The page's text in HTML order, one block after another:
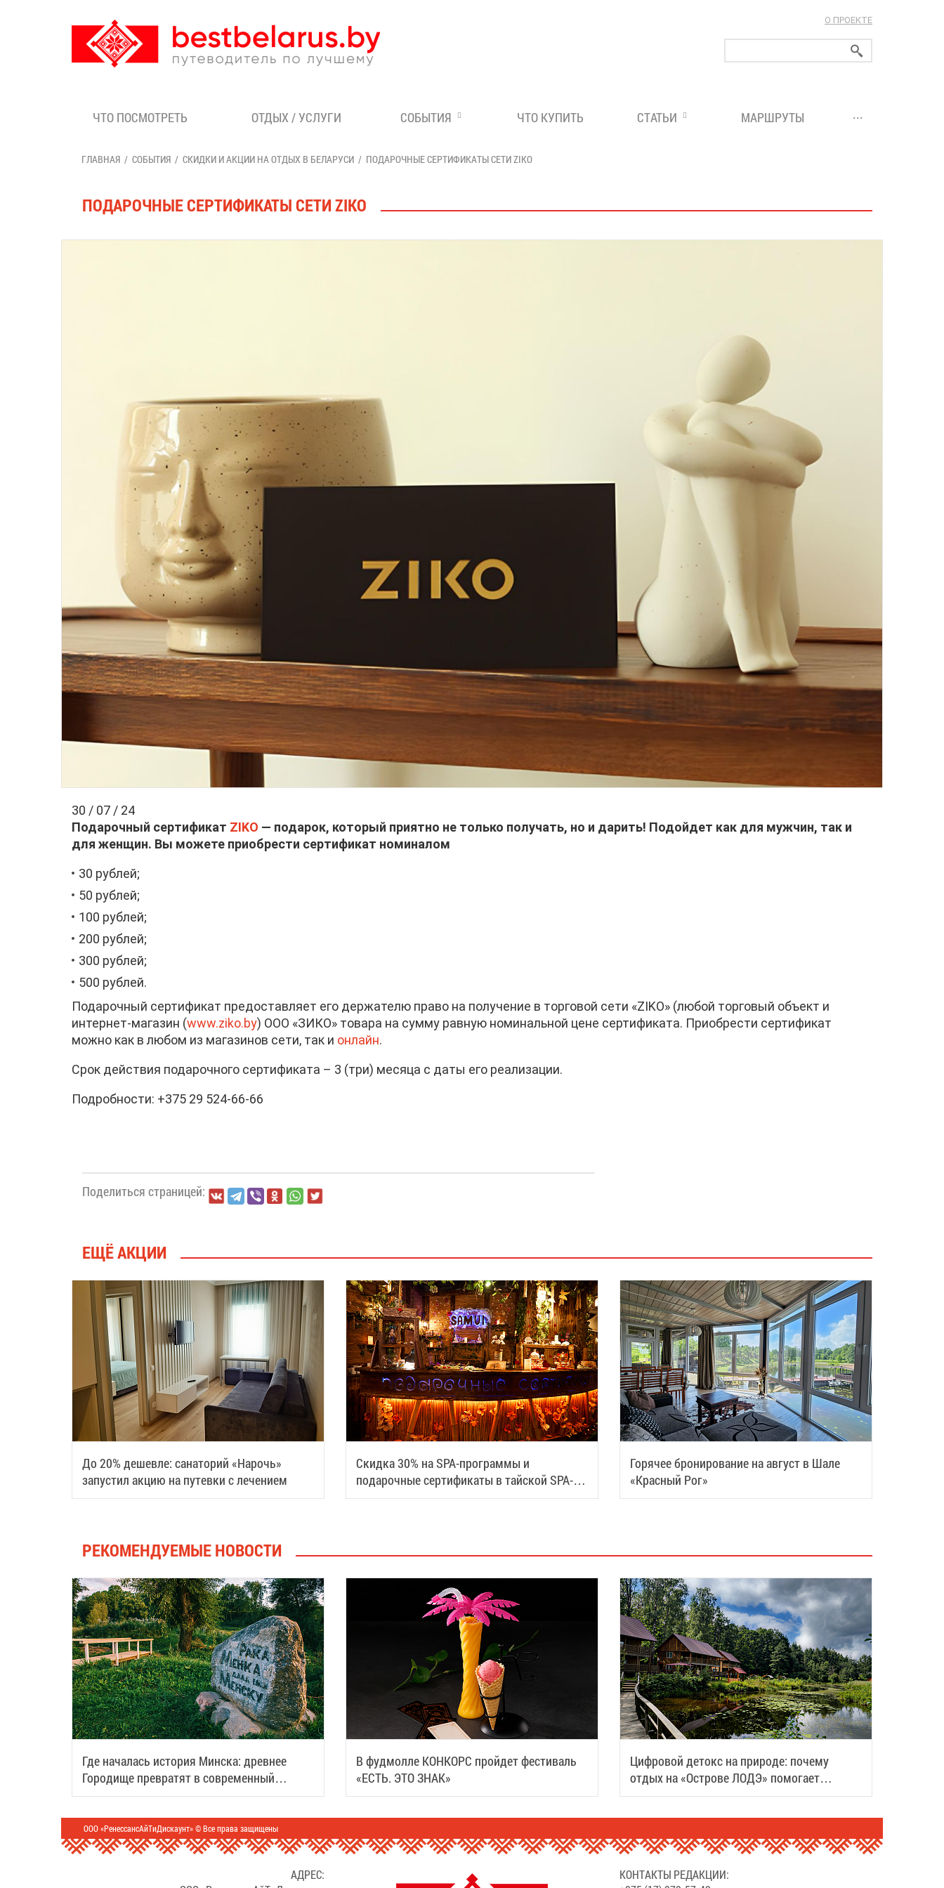
О ПРОЕКТЕ
ЧТО ПОСМОТРЕТЬ ОТДЫХ / УСЛУГИ СОБЫТИЯ ЧТО КУПИТЬ СТАТЬИ МАРШРУТЫ ...
ГЛАВНАЯ СОБЫТИЯ СКИДКИ И АКЦИИ НА ОТДЫХ В БЕЛАРУСИ ПОДАРОЧНЫЕ СЕРТИФИКАТЫ СЕТИ ZIKO
ПОДАРОЧНЫЕ СЕРТИФИКАТЫ СЕТИ ZIKO
30 / 07 / 24
Подарочный сертификат ZIKO — подарок, который приятно не только получать, но и дарить! Подойдет как для мужчин, так и
для женщин. Вы можете приобрести сертификат номиналом
30 рублей;
50 рублей;
100 рублей;
200 рублей;
300 рублей;
500 рублей.
Подарочный сертификат предоставляет его держателю право на получение в торговой сети «ZIKO» (любой торговый объект и
интернет-магазин (www.ziko.by) ООО «ЗИКО» товара на сумму равную номинальной цене сертификата. Приобрести сертификат
можно как в любом из магазинов сети, так и онлайн.
Срок действия подарочного сертификата – 3 (три) месяца с даты его реализации.
Подробности: +375 29 524-66-66
Поделиться страницей:
ЕЩЁ АКЦИИ
До 20% дешевле: санаторий «Нарочь»
запустил акцию на путевки с лечением
Скидка 30% на SPA-программы и
подарочные сертификаты в тайской SPA-
деревне Samui
Горячее бронирование на август в Шале
«Красный Рог»
РЕКОМЕНДУЕМЫЕ НОВОСТИ
Где началась история Минска: древнее
Городище превратят в современный
туристический центр
В фудмолле КОНКОРС пройдет фестиваль
«ЕСТЬ. ЭТО ЗНАК»
Цифровой детокс на природе: почему
отдых на «Острове ЛОДЭ» помогает
восстановить силы
ООО «РенессансАйТиДискаунт» © Все права защищены
АДРЕС:
КОНТАКТЫ РЕДАКЦИИ: